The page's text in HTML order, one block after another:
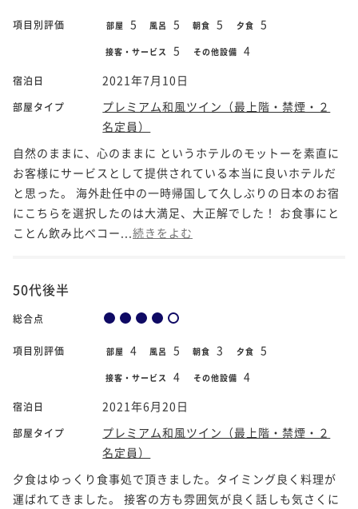
項目別評価 部屋 5 風呂 5 朝食 5 夕食 5
接客・サービス 5 その他設備 4
宿泊日 2021年7月10日
部屋タイプ
プレミアム和風ツイン（最上階・禁煙・２
名定員）
自然のままに、心のままに というホテルのモットーを素直に
お客様にサービスとして提供されている本当に良いホテルだ
と思った。 海外赴任中の一時帰国して久しぶりの日本のお宿
にこちらを選択したのは大満足、大正解でした！ お食事にと
ことん飲み比べコー... 続きをよむ
50代後半
総合点
項目別評価 部屋 4 風呂 5 朝食 3 夕食 5
接客・サービス 4 その他設備 4
宿泊日 2021年6月20日
部屋タイプ
プレミアム和風ツイン（最上階・禁煙・２
名定員）
夕食はゆっくり食事処で頂きました。タイミング良く料理が
運ばれてきました。 接客の方も雰囲気が良く話しも気さくに